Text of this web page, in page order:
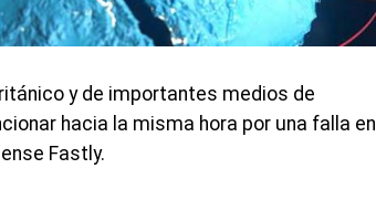
y de importantes medios de
hacia la misma hora por una falla en
Fastly.